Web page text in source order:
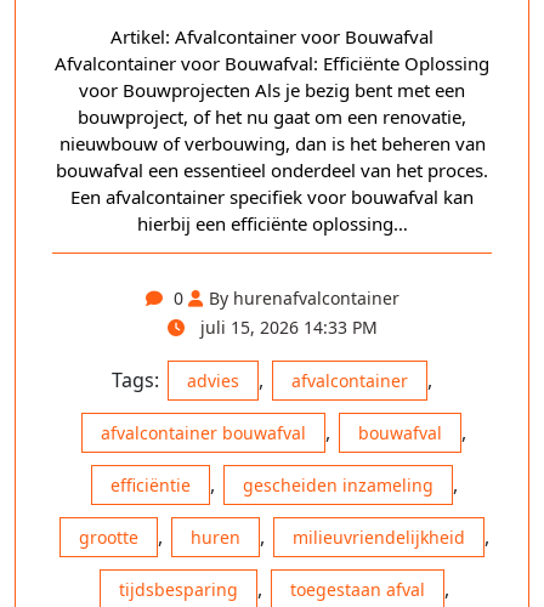
Artikel: Afvalcontainer voor Bouwafval
Afvalcontainer voor Bouwafval: Efficiënte Oplossing
voor Bouwprojecten Als je bezig bent met een
bouwproject, of het nu gaat om een renovatie,
nieuwbouw of verbouwing, dan is het beheren van
bouwafval een essentieel onderdeel van het proces.
Een afvalcontainer specifiek voor bouwafval kan
hierbij een efficiënte oplossing…
0
By hurenafvalcontainer
juli 15, 2026 14:33 PM
Tags: advies , afvalcontainer ,
afvalcontainer bouwafval , bouwafval ,
efficiëntie , gescheiden inzameling ,
grootte , huren , milieuvriendelijkheid ,
tijdsbesparing , toegestaan afval ,